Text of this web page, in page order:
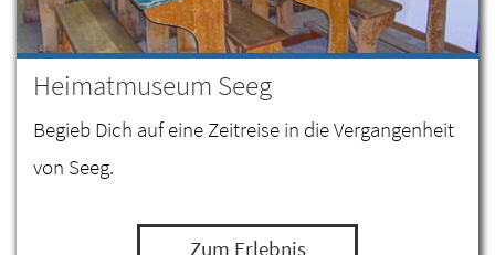
Heimatmuseum Seeg
Begieb Dich auf eine Zeitreise in die Vergangenheit
von Seeg.
Zum Erlebnis